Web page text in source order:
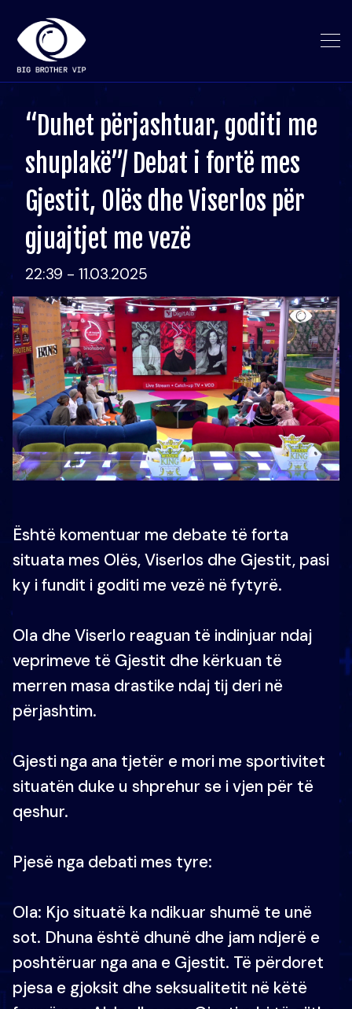
“Duhet përjashtuar, goditi me
shuplakë”/ Debat i fortë mes
Gjestit, Olës dhe Viserlos për
gjuajtjet me vezë
22:39 - 11.03.2025
Është komentuar me debate të forta
situata mes Olës, Viserlos dhe Gjestit, pasi
ky i fundit i goditi me vezë në fytyrë.
Ola dhe Viserlo reaguan të indinjuar ndaj
veprimeve të Gjestit dhe kërkuan të
merren masa drastike ndaj tij deri në
përjashtim.
Gjesti nga ana tjetër e mori me sportivitet
situatën duke u shprehur se i vjen për të
qeshur.
Pjesë nga debati mes tyre:
Ola: Kjo situatë ka ndikuar shumë te unë
sot. Dhuna është dhunë dhe jam ndjerë e
poshtëruar nga ana e Gjestit. Të përdoret
pjesa e gjoksit dhe seksualitetit në këtë